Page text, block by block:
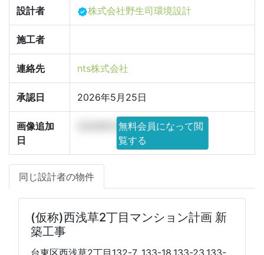
設計者 株式会社野生司環境設計
施工者
連絡先 nts株式会社
承認日 2026年5月25日
画像追加
日
2026年5月23日無料会員になって閲
覧する
同じ設計者の物件
(仮称)西浅草2丁目マンション計画 新
築工事
台東区西浅草2丁目132-7, 133-18,133-23,133-